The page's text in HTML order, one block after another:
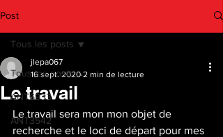
Post
Tous les posts
ANT6933
ANT3542
Tous les posts
Le travail
jlepa067
16 sept. 2020 2 min de lecture
Le travail sera mon mon objet de
recherche et le loci de départ pour mes